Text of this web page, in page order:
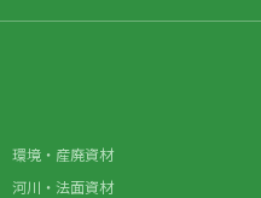
環境・産廃資材
河川・法面資材